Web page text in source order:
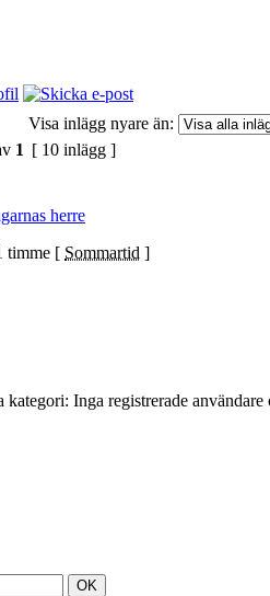
Visa inlägg nyare än:
1 [ 10 inlägg ]
herre
timme [ Sommartid ]
kategori: Inga registrerade användare